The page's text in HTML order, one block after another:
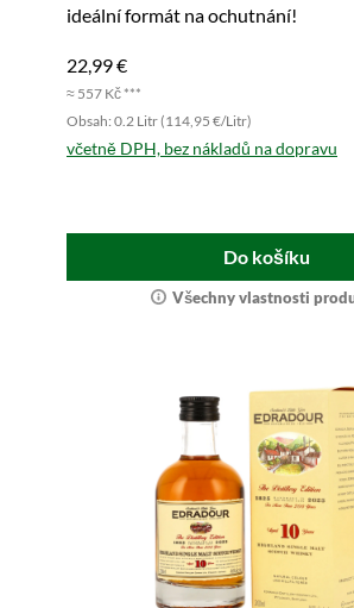
ideální formát na ochutnání!
22,99 €
≈ 557 Kč ***
Obsah: 0.2 Litr (114,95 €/Litr)
včetně DPH, bez nákladů na dopravu
Do košíku
Všechny vlastnosti